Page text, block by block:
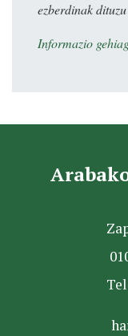
ezberdinak
Informazio